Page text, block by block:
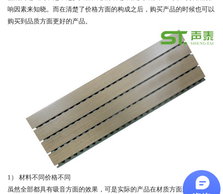
响因素来知晓。而在清楚了价格方面的构成之后，购买产品的时候也可以
购买到品质方面更好的产品。
1） 材料不同价格不同
虽然全部都具有吸音方面的效果，可是实际的产品在材质方面则分为很多